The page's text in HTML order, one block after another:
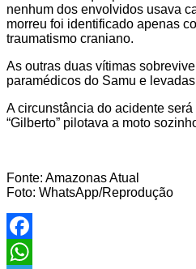
nenhum dos envolvidos usava
morreu foi identificado apenas
traumatismo craniano.
As outras duas vítimas
paramédicos do Samu e
A circunstância do acidente
“Gilberto” pilotava a moto
Fonte: Amazonas Atual
Foto: WhatsApp/Reprodução
Facebook